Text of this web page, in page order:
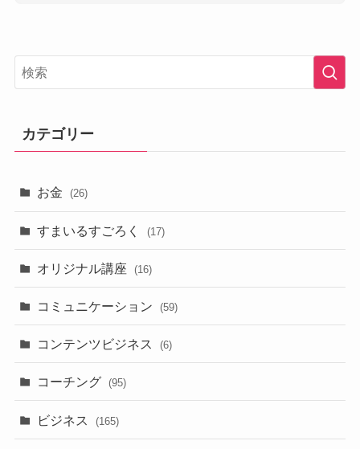
カテゴリー
お金 (26)
すまいるすごろく (17)
オリジナル講座 (16)
コミュニケーション (59)
コンテンツビジネス (6)
コーチング (95)
ビジネス (165)